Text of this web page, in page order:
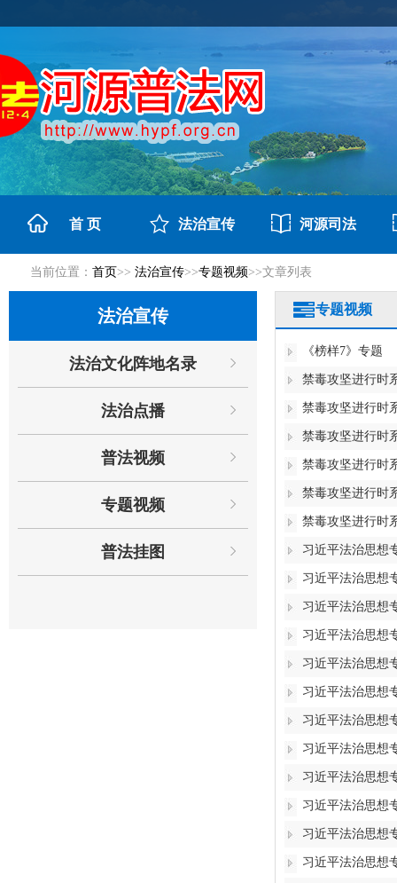
首 页 法治宣传 河源司法
当前位置： 首页>> 法治宣传>>专题视频>>文章列表
法治宣传
法治文化阵地名录
法治点播
普法视频
专题视频
普法挂图
专题视频
《榜样7》专题
禁毒攻坚进行时
禁毒攻坚进行时
禁毒攻坚进行时
禁毒攻坚进行时
禁毒攻坚进行时
禁毒攻坚进行时
习近平法治思想
习近平法治思想
习近平法治思想
习近平法治思想
习近平法治思想
习近平法治思想
习近平法治思想
习近平法治思想
习近平法治思想
习近平法治思想
习近平法治思想
习近平法治思想